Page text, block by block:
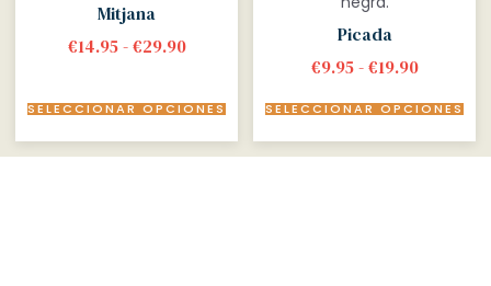
Mitjana
€14.95 - €29.90
SELECCIONAR OPCIONES
Picada
€9.95 - €19.90
SELECCIONAR OPCIONES